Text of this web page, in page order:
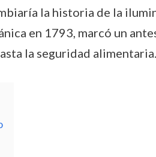
la historia de la
en 1793, marcó un
la seguridad alimentaria.